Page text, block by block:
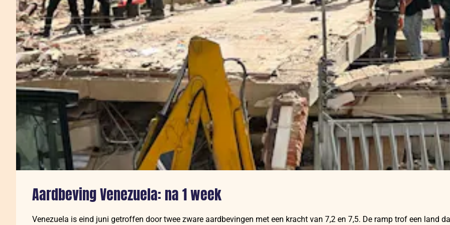
Aardbeving Venezuela: na 1 week
Venezuela is eind juni getroffen door twee zware aardbevingen met een kracht van 7,2 en 7,5. De ramp trof een land